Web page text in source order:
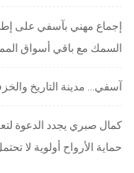
إجماع مهني بآسفي على
السمك مع باقي أسواق
آسفي… مدينة التاريخ
كمال صبري يجدد الدعوة
حماية الأرواح أولوية لا